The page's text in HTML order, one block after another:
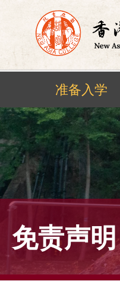
Skip
to
content
准备入学
免责声明